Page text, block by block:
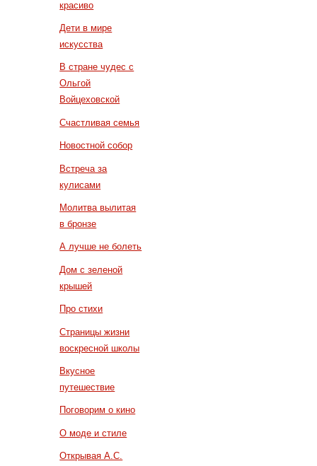
красиво
Дети в мире
искусства
В стране чудес с
Ольгой
Войцеховской
Счастливая семья
Новостной собор
Встреча за
кулисами
Молитва вылитая
в бронзе
А лучше не болеть
Дом с зеленой
крышей
Про стихи
Страницы жизни
воскресной школы
Вкусное
путешествие
Поговорим о кино
О моде и стиле
Открывая А.С.